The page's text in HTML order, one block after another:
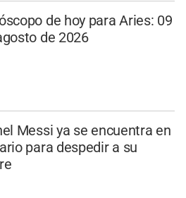
de hoy para Aries: 09
de 2026
Messi ya se encuentra en
para despedir a su